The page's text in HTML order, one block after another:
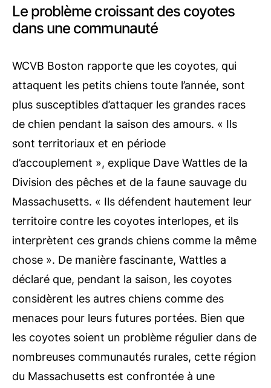
Le problème croissant des coyotes
dans une communauté
WCVB Boston rapporte que les coyotes, qui
attaquent les petits chiens toute l’année, sont
plus susceptibles d’attaquer les grandes races
de chien pendant la saison des amours. « Ils
sont territoriaux et en période
d’accouplement », explique Dave Wattles de la
Division des pêches et de la faune sauvage du
Massachusetts. « Ils défendent hautement leur
territoire contre les coyotes interlopes, et ils
interprètent ces grands chiens comme la même
chose ». De manière fascinante, Wattles a
déclaré que, pendant la saison, les coyotes
considèrent les autres chiens comme des
menaces pour leurs futures portées. Bien que
les coyotes soient un problème régulier dans de
nombreuses communautés rurales, cette région
du Massachusetts est confrontée à une